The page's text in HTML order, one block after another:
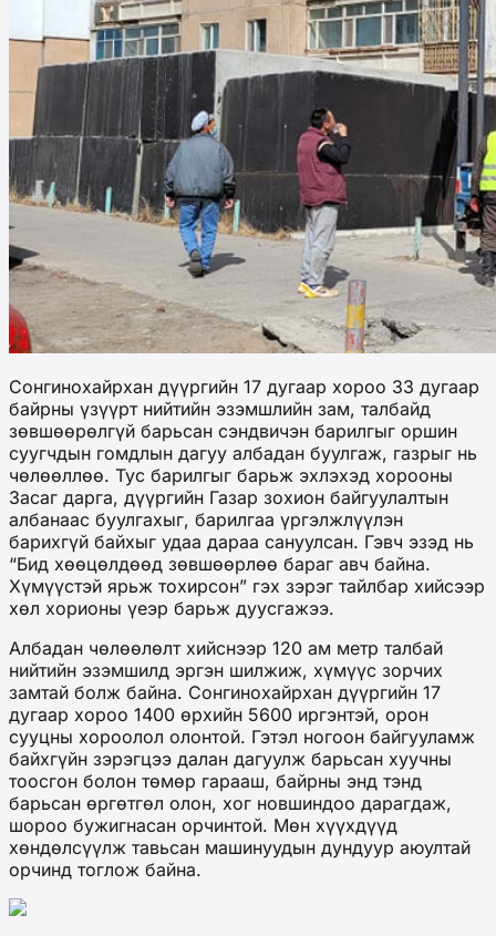
Сонгинохайрхан дүүргийн 17 дугаар хороо 33 дугаар
байрны үзүүрт нийтийн эзэмшлийн зам, талбайд
зөвшөөрөлгүй барьсан сэндвичэн барилгыг оршин
суугчдын гомдлын дагуу албадан буулгаж, газрыг нь
чөлөөллөө. Тус барилгыг барьж эхлэхэд хорооны
Засаг дарга, дүүргийн Газар зохион байгуулалтын
албанаас буулгахыг, барилгаа үргэлжлүүлэн
барихгүй байхыг удаа дараа сануулсан. Гэвч эзэд нь
“Бид хөөцөлдөөд зөвшөөрлөө бараг авч байна.
Хүмүүстэй ярьж тохирсон” гэх зэрэг тайлбар хийсээр
хөл хорионы үеэр барьж дуусгажээ.
Албадан чөлөөлөлт хийснээр 120 ам метр талбай
нийтийн эзэмшилд эргэн шилжиж, хүмүүс зорчих
замтай болж байна. Сонгинохайрхан дүүргийн 17
дугаар хороо 1400 өрхийн 5600 иргэнтэй, орон
сууцны хороолол олонтой. Гэтэл ногоон байгууламж
байхгүйн зэрэгцээ далан дагуулж барьсан хуучны
тоосгон болон төмөр гарааш, байрны энд тэнд
барьсан өргөтгөл олон, хог новшиндоо дарагдаж,
шороо бужигнасан орчинтой. Мөн хүүхдүүд
хөндөлсүүлж тавьсан машинуудын дундуур аюултай
орчинд тоглож байна.